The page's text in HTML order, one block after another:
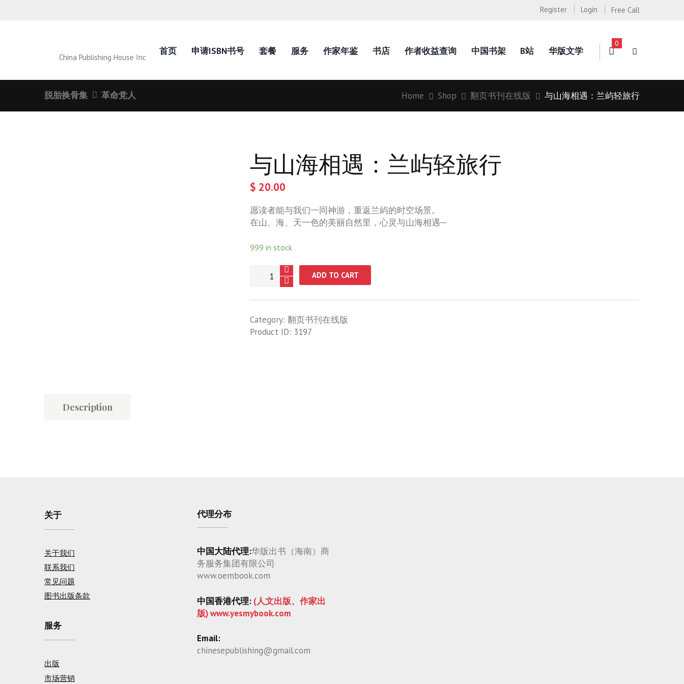
Free Call
Register Login
China Publishing House Inc
首页 申请ISBN书号 套餐 服务 作家年鉴 书店 作者收益查询 中国书架 B站 华版文学
0
脱胎换骨集 革命党人 Home Shop 翻页书刊在线版 与山海相遇：兰屿轻旅行
与山海相遇：兰屿轻旅行
$ 20.00
愿读者能与我们一同神游，重返兰屿的时空场景。
在山、海、天一色的美丽自然里，心灵与山海相遇─
999 in stock
遇：
兰
ADD TO CART
Category: 翻页书刊在线版
Product ID: 3197
Description
关于
关于我们
联系我们
常见问题
图书出版条款
服务
出版
市场营销
代理分布
中国大陆代理:华版出书（海南）商
务服务集团有限公司
www.oembook.com
中国香港代理: (人文出版、作家出
版) www.yesmybook.com
Email:
chinesepublishing@gmail.com